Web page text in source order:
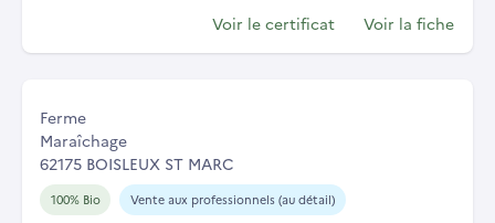
Voir le certificat Voir la fiche
Ferme
Maraîchage
62175 BOISLEUX ST MARC
100% Bio Vente aux professionnels (au détail)